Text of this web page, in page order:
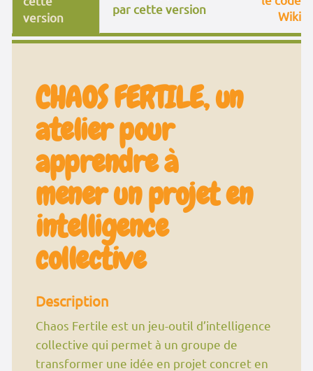
version
par cette version
Wiki
CHAOS FERTILE, un
atelier pour
apprendre à
mener un projet en
intelligence
collective
Description
Chaos Fertile est un jeu-outil d’intelligence
collective qui permet à un groupe de
transformer une idée en projet concret en